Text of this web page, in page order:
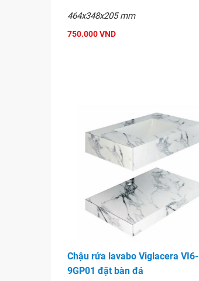
Chậu
464x348x205 mm
750.000 VND
Chậu rửa lavabo Viglacera VI6-
9GP01 đặt bàn đá